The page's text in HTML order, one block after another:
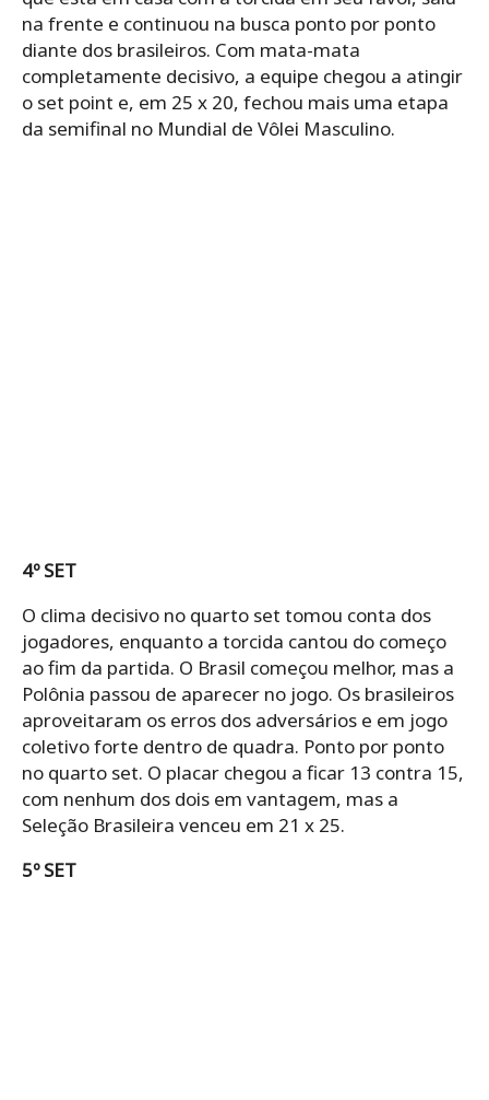
na frente e continuou na busca ponto por ponto
diante dos brasileiros. Com mata-mata
completamente decisivo, a equipe chegou a atingir
o set point e, em 25 x 20, fechou mais uma etapa
da semifinal no Mundial de Vôlei Masculino.
4º SET
O clima decisivo no quarto set tomou conta dos
jogadores, enquanto a torcida cantou do começo
ao fim da partida. O Brasil começou melhor, mas a
Polônia passou de aparecer no jogo. Os brasileiros
aproveitaram os erros dos adversários e em jogo
coletivo forte dentro de quadra. Ponto por ponto
no quarto set. O placar chegou a ficar 13 contra 15,
com nenhum dos dois em vantagem, mas a
Seleção Brasileira venceu em 21 x 25.
5º SET